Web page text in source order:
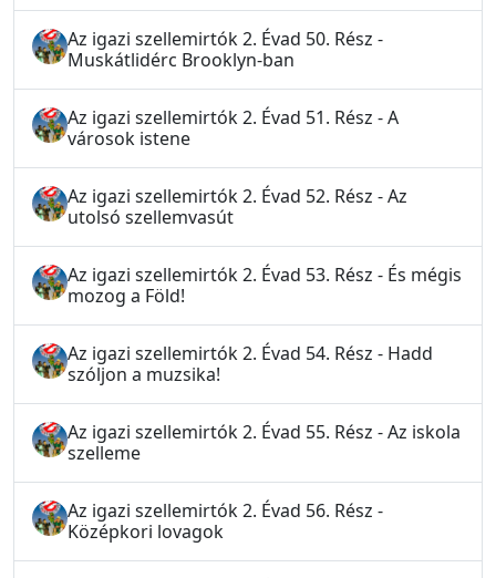
Az igazi szellemirtók 2. Évad 50. Rész -
Muskátlidérc Brooklyn-ban
Az igazi szellemirtók 2. Évad 51. Rész - A
városok istene
Az igazi szellemirtók 2. Évad 52. Rész - Az
utolsó szellemvasút
Az igazi szellemirtók 2. Évad 53. Rész - És mégis
mozog a Föld!
Az igazi szellemirtók 2. Évad 54. Rész - Hadd
szóljon a muzsika!
Az igazi szellemirtók 2. Évad 55. Rész - Az iskola
szelleme
Az igazi szellemirtók 2. Évad 56. Rész -
Középkori lovagok